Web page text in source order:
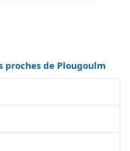
proches de Plougoulm